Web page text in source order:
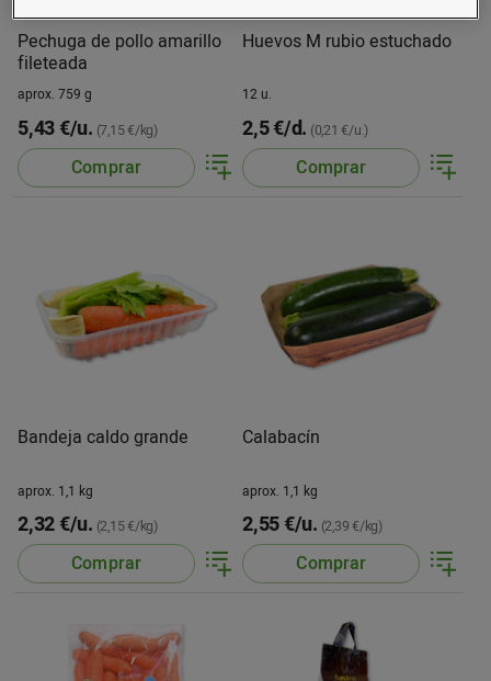
Pechuga de pollo amarillo
fileteada
aprox. 759 g
5,43 €/u. (7,15 €/kg)
Comprar
Huevos M rubio estuchado
12 u.
2,5 €/d. (0,21 €/u.)
Comprar
Bandeja caldo grande
aprox. 1,1 kg
2,32 €/u. (2,15 €/kg)
Comprar
Calabacín
aprox. 1,1 kg
2,55 €/u. (2,39 €/kg)
Comprar